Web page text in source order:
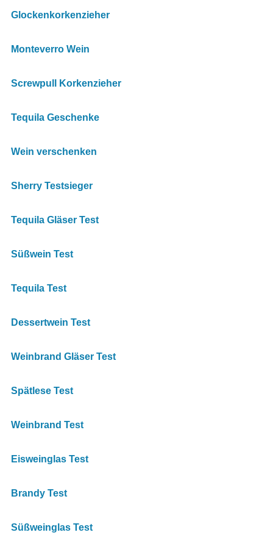
Glockenkorkenzieher
Monteverro Wein
Screwpull Korkenzieher
Tequila Geschenke
Wein verschenken
Sherry Testsieger
Tequila Gläser Test
Süßwein Test
Tequila Test
Dessertwein Test
Weinbrand Gläser Test
Spätlese Test
Weinbrand Test
Eisweinglas Test
Brandy Test
Süßweinglas Test